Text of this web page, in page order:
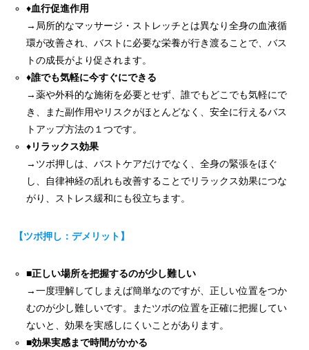
♦血行促進作用
→局所的なマッサージ・ストレッチとは異なり全身の血液循
環が改善され、バストに必要な栄養が行き渡ることで、バス
トの成長がより促されます。
♦誰でも気軽に今すぐにできる
→薬や外科的な施術を必要とせず、誰でもどこでも気軽にで
き、また副作用やリスクがほとんどなく、安全に行えるバス
トアップ方法の１つです。
♦リラックス効果
→ツボ押しは、バストケアだけでなく、全身の緊張をほぐ
し、自律神経の乱れも改善することでリラックス効果につな
がり、ストレス緩和にも役立ちます。
【ツボ押し：デメリット】
■正しい場所を把握するのが少し難しい
→一度理解してしまえば簡単なのですが、正しい位置をつか
むのが少し難しいです。またツボの位置を正確に把握してい
ないと、効果を実感しにくいことがあります。
■効果実感まで時間がかかる